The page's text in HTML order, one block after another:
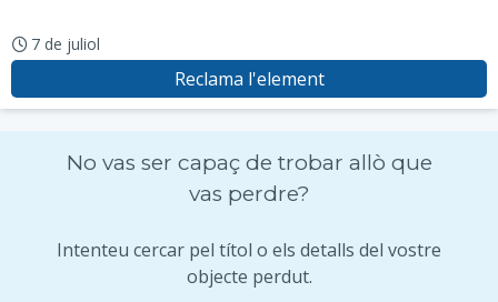
7 de juliol
Reclama l'element
No vas ser capaç de trobar allò que
vas perdre?
Intenteu cercar pel títol o els detalls del vostre
objecte perdut.